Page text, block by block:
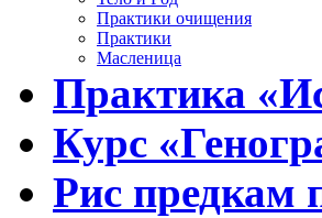
Практики очищения
Практики
Масленица
Практика
Курс
Рис предкам